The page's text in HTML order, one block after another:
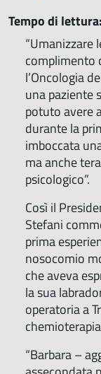
Tempo di lettura:
“Umanizzare
complimento
l’Oncologia
una paziente
potuto avere
durante la
imboccata
ma anche
psicologico”.
Così il
Stefani
prima
nosocomio
che aveva
la sua
operatoria a
“Barbara –